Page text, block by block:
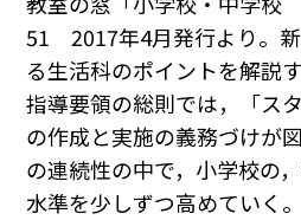
51 2017年4月発行より。
る生活科のポイントを解説
指導要領の総則では，「ス
の作成と実施の義務づけが
の連続性の中で，小学校の
水準を少しずつ高めていく。